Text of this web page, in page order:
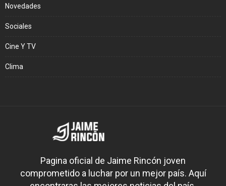
Novedades
Sociales
Cine Y TV
Clima
Pagina oficial de Jaime Rincón joven
comprometido a luchar por un mejor país. Aquí